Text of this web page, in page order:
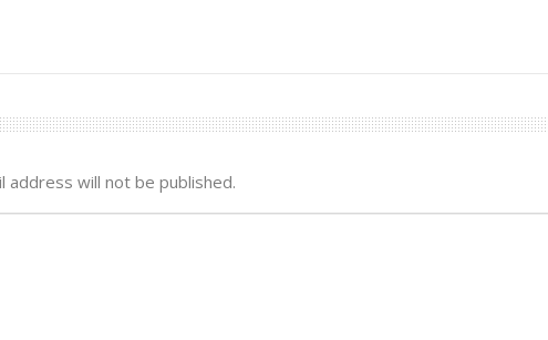
address will not be published.